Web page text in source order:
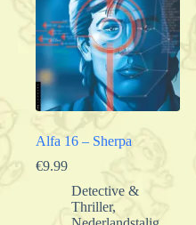
Alfa 16 – Sherpa
€9.99
Detective &
Thriller,